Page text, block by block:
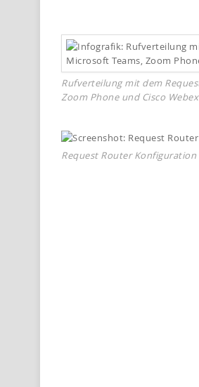
Rufverteilung mit dem
Zoom Phone und Cisco
Request Router